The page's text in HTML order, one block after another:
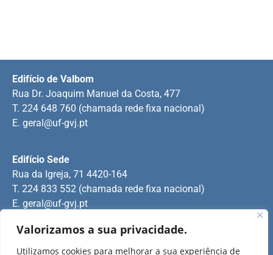
Valorizamos a sua privacidade.
Utilizamos cookies para melhorar a sua experiência de
Edifício Sede
Rua da Igreja, 71 4420-164
T. 224 833 552 (chamada rede fixa nacional)
E. geral@uf-gvj.pt
Edifício de Valbom
Rua Dr. Joaquim Manuel da Costa, 477
T. 224 648 760 (chamada rede fixa nacional)
E. geral@uf-gvj.pt